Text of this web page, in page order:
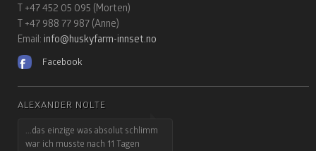
T +47 452 05 095 (Morten)
T +47 988 77 987 (Anne)
Email: info@huskyfarm-innset.no
Facebook
ALEXANDER NOLTE
...das einzige was absolut schlimm
war ich musste nach 11 Tagen